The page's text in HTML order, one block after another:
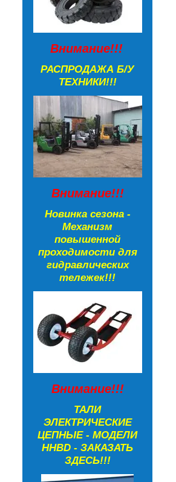
Внимание!!!
РАСПРОДАЖА Б/У
ТЕХНИКИ!!!
Внимание!!!
Новинка сезона -
Механизм
повышенной
проходимости для
гидравлических
тележек!!!
Внимание!!!
ТАЛИ
ЭЛЕКТРИЧЕСКИЕ
ЦЕПНЫЕ - МОДЕЛИ
HHBD - ЗАКАЗАТЬ
ЗДЕСЬ!!!